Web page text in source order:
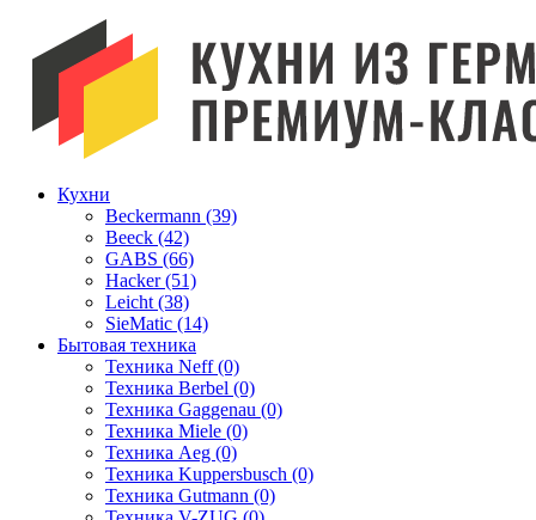
Кухни
Beckermann (39)
Beeck (42)
GABS (66)
Hacker (51)
Leicht (38)
SieMatic (14)
Бытовая техника
Техника Neff (0)
Техника Berbel (0)
Техника Gaggenau (0)
Техника Miele (0)
Техника Aeg (0)
Техника Kuppersbusch (0)
Техника Gutmann (0)